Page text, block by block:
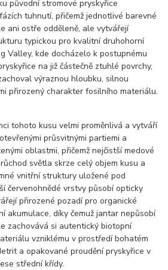
původní stromové pryskyřice
tuhnutí, přičemž jednotlivé barevné
ani ostře odděleně, ale vytvářejí
typickou pro kvalitní druhohorní
Valley, kde docházelo k postupnému
na již částečně ztuhlé povrchy,
výraznou hloubku, silnou
přirozený charakter fosilního materiálu.
tohoto kusu velmi proměnlivá a vytváří
průsvitnými partiemi a
oblastmi, přičemž nejčistší medové
světla skrze celý objem kusu a
vnitřní struktury uložené pod
červenohnědé vrstvy působí opticky
přirozené pozadí pro organické
akumulace, díky čemuž jantar nepůsobí
zachovává si autentický biotopní
vzniklému v prostředí bohatém
a opakované proudění pryskyřice v
střední křídy.